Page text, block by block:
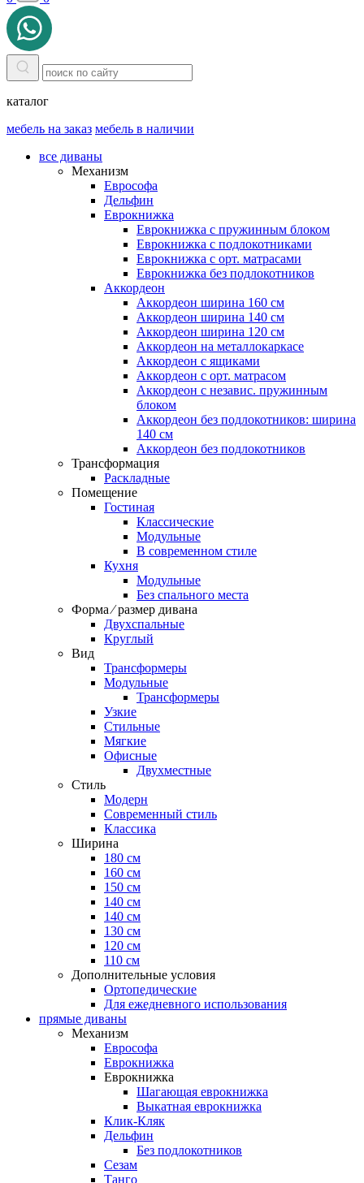
каталог
мебель на заказ мебель в наличии
все диваны
Механизм
Еврософа
Дельфин
Еврокнижка
Еврокнижка с пружинным блоком
Еврокнижка с подлокотниками
Еврокнижка с орт. матрасами
Еврокнижка без подлокотников
Аккордеон
Аккордеон ширина 160 см
Аккордеон ширина 140 см
Аккордеон ширина 120 см
Аккордеон на металлокаркасе
Аккордеон c ящиками
Аккордеон c орт. матрасом
Аккордеон c независ. пружинным
блоком
Аккордеон без подлокотников: ширина
140 см
Аккордеон без подлокотников
Трансформация
Раскладные
Помещение
Гостиная
Классические
Модульные
В современном стиле
Кухня
Модульные
Без спального места
Форма ⁄ размер дивана
Двухспальные
Круглый
Вид
Трансформеры
Модульные
Трансформеры
Узкие
Стильные
Мягкие
Офисные
Двухместные
Стиль
Модерн
Современный стиль
Классика
Ширина
180 см
160 см
150 см
140 см
140 см
130 см
120 см
110 см
Дополнительные условия
Ортопедические
Для ежедневного использования
прямые диваны
Механизм
Еврософа
Еврокнижка
Еврокнижка
Шагающая еврокнижка
Выкатная еврокнижка
Клик-Кляк
Дельфин
Без подлокотников
Сезам
Танго